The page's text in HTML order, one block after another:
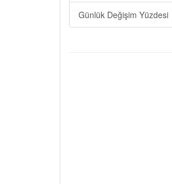
Günlük Değişim Yüzdesi